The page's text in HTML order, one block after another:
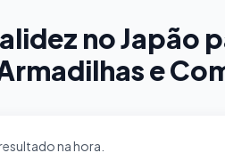
no Japão
e
na hora.